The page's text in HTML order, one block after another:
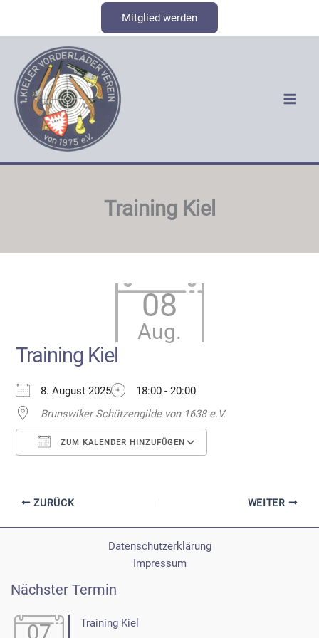
Mitglied werden
Training Kiel
08
Aug.
Training Kiel
8. August 2025
18:00 - 20:00
Brunswiker Schützengilde von 1638 e.V.
ZUM KALENDER HINZUFÜGEN
ZURÜCK WEITER
Datenschutzerklärung
Impressum
Nächster Termin
07 Training Kiel